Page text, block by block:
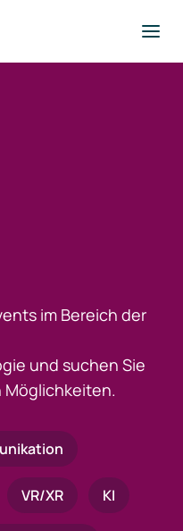
im Bereich der
und suchen Sie
VR/XR KI